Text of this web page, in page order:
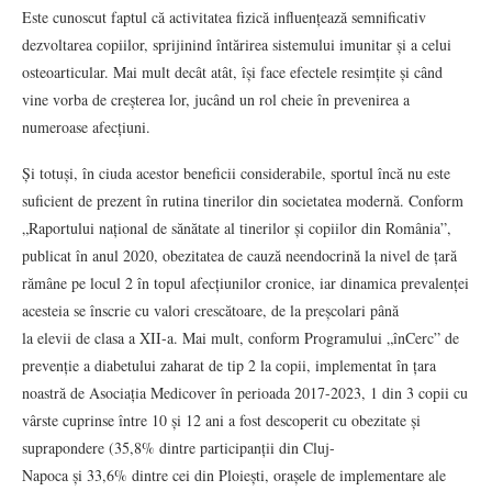
Este cunoscut faptul că activitatea fizică influențează semnificativ
dezvoltarea copiilor, sprijinind întărirea sistemului imunitar și a celui
osteoarticular. Mai mult decât atât, își face efectele resimțite și când
vine vorba de creșterea lor, jucând un rol cheie în prevenirea a
numeroase afecțiuni.
Și totuși, în ciuda acestor beneficii considerabile, sportul încă nu este
suficient de prezent în rutina tinerilor din societatea modernă. Conform
„Raportului național de sănătate al tinerilor și copiilor din România”,
publicat în anul 2020, obezitatea de cauză neendocrină la nivel de țară
rămâne pe locul 2 în topul afecțiunilor cronice, iar dinamica prevalenței
acesteia se înscrie cu valori crescătoare, de la preșcolari până
la elevii de clasa a XII‐a. Mai mult, conform Programului „înCerc” de
prevenție a diabetului zaharat de tip 2 la copii, implementat în țara
noastră de Asociația Medicover în perioada 2017-2023, 1 din 3 copii cu
vârste cuprinse între 10 și 12 ani a fost descoperit cu obezitate și
suprapondere (35,8% dintre participanții din Cluj-
Napoca și 33,6% dintre cei din Ploiești, orașele de implementare ale